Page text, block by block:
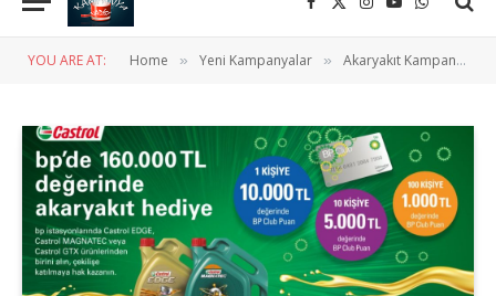
Facebook
X
Instagram
YouTube
WhatsApp
YOU ARE AT: Home » Yeni Kampanyalar » Akaryakıt Kampanyaları